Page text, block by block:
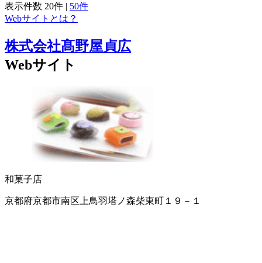
表示件数 20件 | 50件
Webサイトとは？
株式会社髙野屋貞広
Webサイト
和菓子店
京都府京都市南区上鳥羽塔ノ森柴東町１９－１